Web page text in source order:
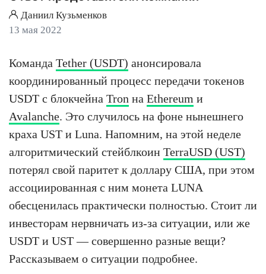
Даниил Кузьменков
13 мая 2022
Команда Tether (USDT) анонсировала
координированный процесс передачи токенов
USDT с блокчейна Tron на Ethereum и
Avalanche. Это случилось на фоне нынешнего
краха UST и Luna. Напомним, на этой неделе
алгоритмический стейблкоин TerraUSD (UST)
потерял свой паритет к доллару США, при этом
ассоциированная с ним монета LUNA
обесценилась практически полностью. Стоит ли
инвесторам нервничать из-за ситуации, или же
USDT и UST — совершенно разные вещи?
Рассказываем о ситуации подробнее.